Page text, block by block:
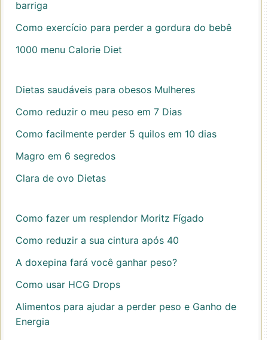
barriga
Como exercício para perder a gordura do bebê
1000 menu Calorie Diet
Dietas saudáveis ​​para obesos Mulheres
Como reduzir o meu peso em 7 Dias
Como facilmente perder 5 quilos em 10 dias
Magro em 6 segredos
Clara de ovo Dietas
Como fazer um resplendor Moritz Fígado
Como reduzir a sua cintura após 40
A doxepina fará você ganhar peso?
Como usar HCG Drops
Alimentos para ajudar a perder peso e Ganho de
Energia